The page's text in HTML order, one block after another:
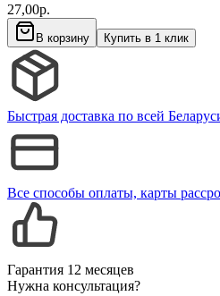
27,00р.
В корзину Купить в 1 клик
Быстрая доставка по всей
Все способы оплаты, карты
Гарантия 12 месяцев
Нужна консультация?